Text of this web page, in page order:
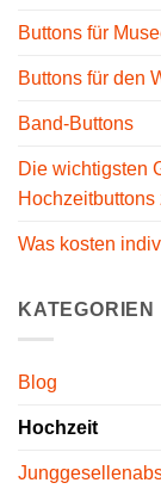
Buttons für
Buttons für den
Band-Buttons
Die wichtigsten
Was kosten
KATEGORIEN
Blog
Hochzeit